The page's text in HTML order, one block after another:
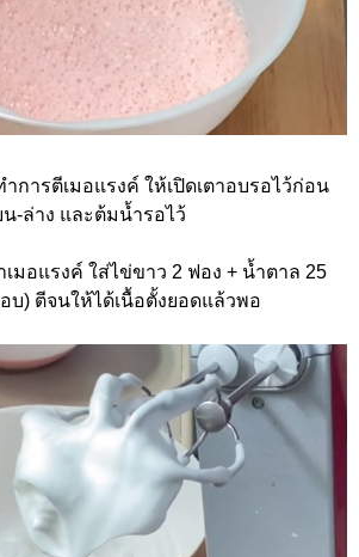
การตีเมอแรงค์ ให้เปิดเตาอบรอไว้ก่อน
-ล่าง และต้มน้ำรอไว้
มอแรงค์ ใส่ไข่ขาว 2 ฟอง + น้ำตาล 25
บ) ตีจนให้ได้เนื้อตั้งยอดแล้วพอ